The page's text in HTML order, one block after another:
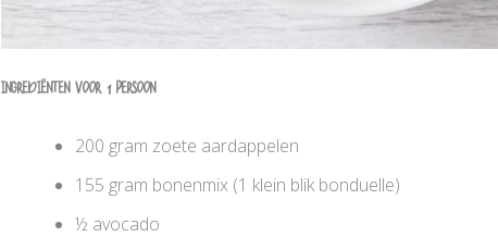
Ingrediënten voor 1 persoon
200 gram zoete aardappelen
155 gram bonenmix (1 klein blik bonduelle)
½ avocado